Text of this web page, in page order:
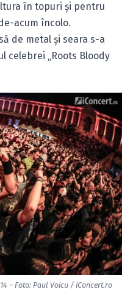
în topuri şi pentru
acum încolo.
de metal şi seara s-a
celebrei „Roots Bloody
– Foto: Paul Voicu / iConcert.ro